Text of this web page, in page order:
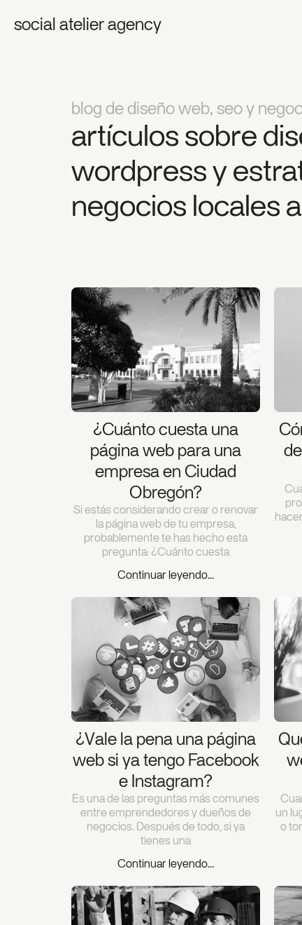
social atelier agency
blog de diseño web, seo y
artículos sobre
wordpress y
negocios locales
¿Cuánto cuesta una
página web para una
empresa en Ciudad
Obregón?
Si estás considerando crear o renovar
la página web de tu empresa,
probablemente te has hecho esta
pregunta: ¿Cuánto cuesta
Continuar leyendo...
¿Vale la pena una página
web si ya tengo Facebook
e Instagram?
Es una de las preguntas más comunes
entre emprendedores y dueños de
negocios. Después de todo, si ya
tienes una
Continuar leyendo...
un
o